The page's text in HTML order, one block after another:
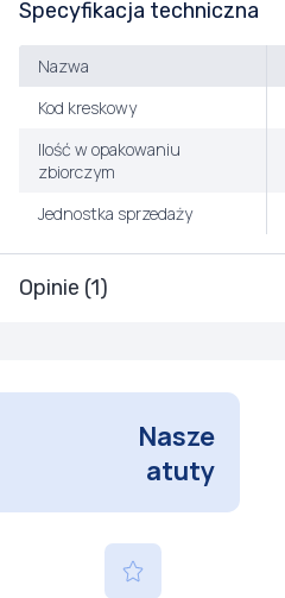
Opinie (1)
Specyfikacja techniczna
Nazwa
Kod kreskowy
Ilość w opakowaniu
zbiorczym
Jednostka sprzedaży
Nasze
atuty